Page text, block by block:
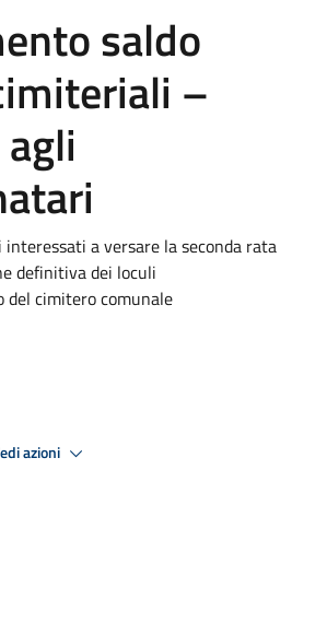
saldo
–
a versare la seconda rata
definitiva dei loculi
del cimitero comunale
azioni